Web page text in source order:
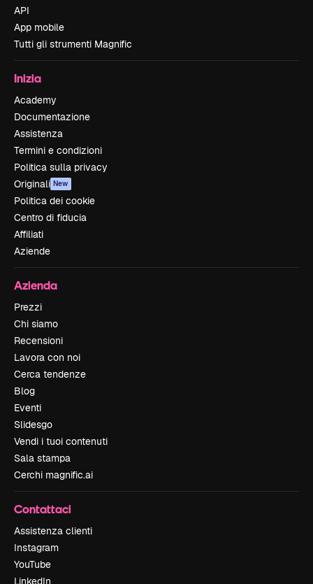
API
App mobile
Tutti gli strumenti Magnific
Inizia
Academy
Documentazione
Assistenza
Termini e condizioni
Politica sulla privacy
Originali New
Politica dei cookie
Centro di fiducia
Affiliati
Aziende
Azienda
Prezzi
Chi siamo
Recensioni
Lavora con noi
Cerca tendenze
Blog
Eventi
Slidesgo
Vendi i tuoi contenuti
Sala stampa
Cerchi magnific.ai
Contattaci
Assistenza clienti
Instagram
YouTube
LinkedIn